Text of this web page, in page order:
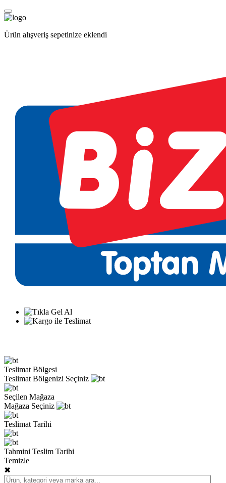
Ürün alışveriş sepetinize eklendi
Teslimat Bölgesi
Teslimat Bölgenizi Seçiniz
Seçilen Mağaza
Mağaza Seçiniz
Teslimat Tarihi
Tahmini Teslim Tarihi
Temizle
✖